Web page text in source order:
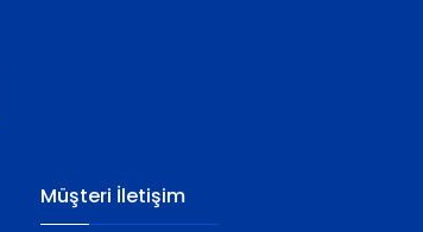
Müşteri İletişim